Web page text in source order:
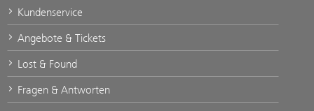
Kundenservice
Angebote & Tickets
Lost & Found
Fragen & Antworten